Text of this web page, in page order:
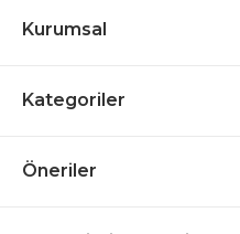
Kurumsal
Kategoriler
Öneriler